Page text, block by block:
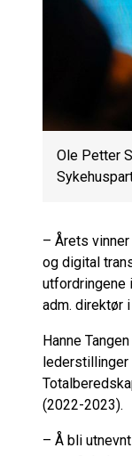
Ole Petter
– Årets
og digital
utfordringene
adm. direktør
Hanne
lederstillinger
(2022-2023).
– Å bli